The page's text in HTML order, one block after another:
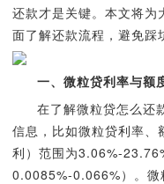
还款才是关键。本文将为
面了解还款流程，避免踩
一、微粒贷利率与额
在了解微粒贷怎么还
信息，比如微粒贷利率、
利）范围为3.06%-
0.0085%-0.066%）。微